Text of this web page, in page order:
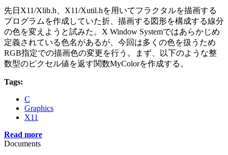
先日X11/Xlib.h、X11/Xutil.hを用いてフラクタルを描画する
プログラムを作成していた折、描画する図形を構成する線分
の色を変えようと試みた。X Window Systemではあらかじめ
定義されている色名があるが、今回は多くの色を扱うため
RGB指定での描画色の変更を行う。まず、以下のような整
数型のピクセル値を返す関数MyColorを作成する。
Tags:
C
Graphics
X11
Read more
Documents